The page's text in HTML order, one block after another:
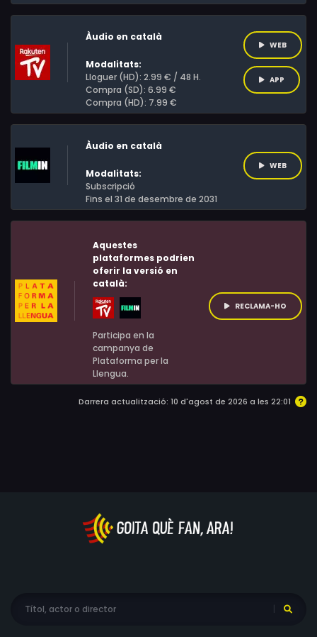
Àudio en català
Modalitats:
Lloguer (HD): 2.99 € / 48 H.
Compra (SD): 6.99 €
Compra (HD): 7.99 €
WEB
APP
Àudio en català
Modalitats:
Subscripció
Fins el 31 de desembre de 2031
WEB
Aquestes
plataformes podrien
oferir la versió en
català:
Participa en la
campanya de
Plataforma per la
Llengua.
RECLAMA-HO
Darrera actualització: 10 d'agost de 2026 a les 22:01